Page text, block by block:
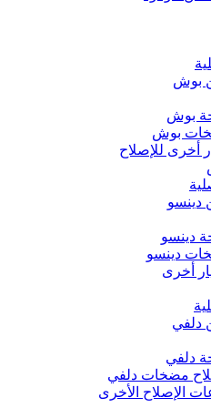
بوش
بوش
بوش
أخرى للإصلاح
دينسو
دينسو
دينسو
أخرى
دلفي
دلفي
مضخات دلفي
الإصلاح الأخرى